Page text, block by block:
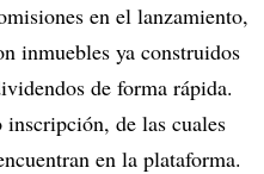
en el lanzamiento,
inmuebles ya construidos
de forma rápida.
de las cuales
en la plataforma.